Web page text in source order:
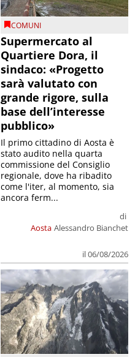
COMUNI
Supermercato al
Quartiere Dora, il
sindaco: «Progetto
sarà valutato con
grande rigore, sulla
base dell’interesse
pubblico»
Aosta
di
Alessandro Bianchet
il 06/08/2026
Il primo cittadino di Aosta è
stato audito nella quarta
commissione del Consiglio
regionale, dove ha ribadito
come l'iter, al momento, sia
ancora ferm...